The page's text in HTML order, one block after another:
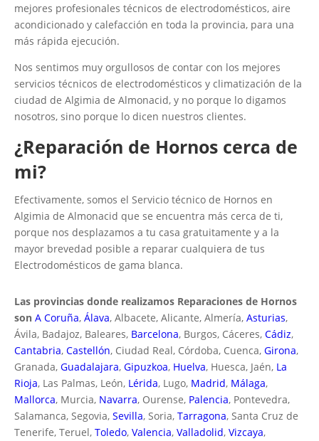
mejores profesionales técnicos de electrodomésticos, aire
acondicionado y calefacción en toda la provincia, para una
más rápida ejecución.
Nos sentimos muy orgullosos de contar con los mejores
servicios técnicos de electrodomésticos y climatización de la
ciudad de Algimia de Almonacid, y no porque lo digamos
nosotros, sino porque lo dicen nuestros clientes.
¿Reparación de Hornos cerca de
mi?
Efectivamente, somos el Servicio técnico de Hornos en
Algimia de Almonacid que se encuentra más cerca de ti,
porque nos desplazamos a tu casa gratuitamente y a la
mayor brevedad posible a reparar cualquiera de tus
Electrodomésticos de gama blanca.
Las provincias donde realizamos Reparaciones de Hornos
son A Coruña, Álava, Albacete, Alicante, Almería, Asturias,
Ávila, Badajoz, Baleares, Barcelona, Burgos, Cáceres, Cádiz,
Cantabria, Castellón, Ciudad Real, Córdoba, Cuenca, Girona,
Granada, Guadalajara, Gipuzkoa, Huelva, Huesca, Jaén, La
Rioja, Las Palmas, León, Lérida, Lugo, Madrid, Málaga,
Mallorca, Murcia, Navarra, Ourense, Palencia, Pontevedra,
Salamanca, Segovia, Sevilla, Soria, Tarragona, Santa Cruz de
Tenerife, Teruel, Toledo, Valencia, Valladolid, Vizcaya,